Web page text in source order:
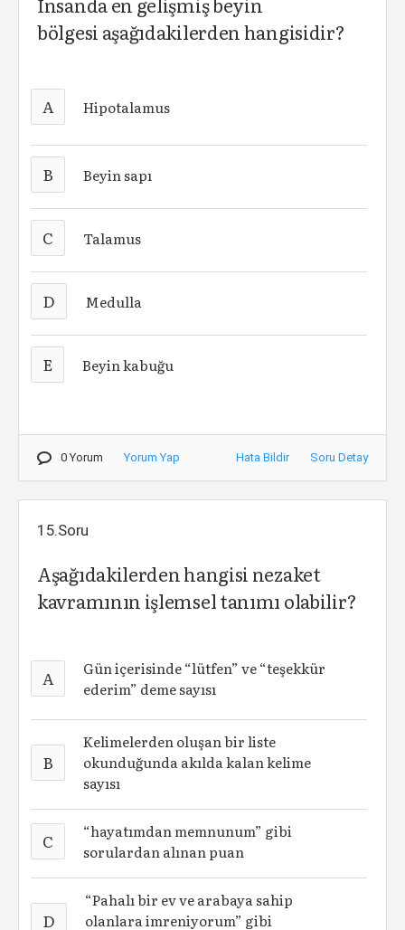
bölgesi aşağıdakilerden hangisidir?
A Hipotalamus
B Beyin sapı
C Talamus
D Medulla
E Beyin kabuğu
0 Yorum Yorum Yap Hata Bildir Soru Detay
15.Soru
Aşağıdakilerden hangisi nezaket
kavramının işlemsel tanımı olabilir?
A
Gün içerisinde “lütfen” ve “teşekkür
ederim” deme sayısı
B
Kelimelerden oluşan bir liste
okunduğunda akılda kalan kelime
sayısı
C
“hayatımdan memnunum” gibi
sorulardan alınan puan
D
“Pahalı bir ev ve arabaya sahip
olanlara imreniyorum” gibi